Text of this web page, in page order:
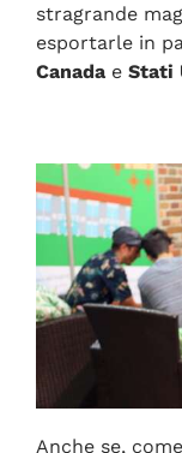
stragrande
esportarle in
Canada e Stati
Anche se,